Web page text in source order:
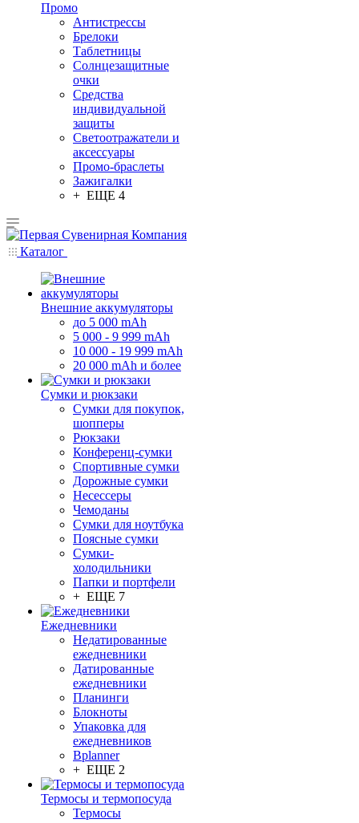
Промо
Антистрессы
Брелоки
Таблетницы
Солнцезащитные
очки
Средства
индивидуальной
защиты
Светоотражатели и
аксессуары
Промо-браслеты
Зажигалки
+ ЕЩЕ 4
Каталог
Внешние аккумуляторы
до 5 000 mAh
5 000 - 9 999 mAh
10 000 - 19 999 mAh
20 000 mAh и более
Сумки и рюкзаки
Сумки для покупок,
шопперы
Рюкзаки
Конференц-сумки
Спортивные сумки
Дорожные сумки
Несессеры
Чемоданы
Сумки для ноутбука
Поясные сумки
Сумки-
холодильники
Папки и портфели
+ ЕЩЕ 7
Ежедневники
Недатированные
ежедневники
Датированные
ежедневники
Планинги
Блокноты
Упаковка для
ежедневников
Bplanner
+ ЕЩЕ 2
Термосы и термопосуда
Термосы